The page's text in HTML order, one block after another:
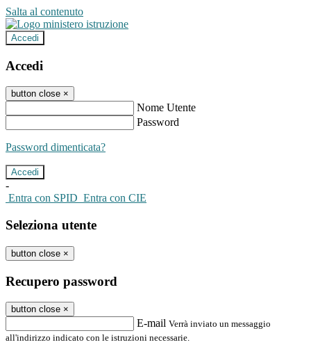
Salta al contenuto
Accedi
Accedi
button close ×
Nome Utente
Password
Password dimenticata?
-
Entra con SPID Entra con CIE
Seleziona utente
button close ×
Recupero password
button close ×
E-mail Verrà inviato un messaggio
all'indirizzo indicato con le istruzioni necessarie.